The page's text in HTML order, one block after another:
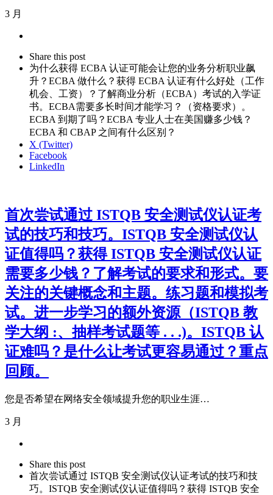
3 月
post
Share this postClose
sharing
box
为什么获得 ECBA 认证可能会让您的业务分析职业飙
升？ECBA 做什么？获得 ECBA 认证有什么好处（工作
机会、工资）？了解商业分析（ECBA）考试的入学证
书。ECBA需要多长时间才能学习？（资格要求）。
ECBA 到期了吗？ECBA 专业人士在美国赚多少钱？
ECBA 和 CBAP 之间有什么区别？
X (Twitter)
Facebook
LinkedIn
首次尝试通过 ISTQB 安全测试仪认证考
试的技巧和技巧。ISTQB 安全测试仪认
证值得吗？获得 ISTQB 安全测试仪认证
需要多少钱？了解考试的要求和形式。要
关注的关键概念和主题。练习题和模拟考
试。进一步学习的额外资源（ISTQB 教
学大纲 :、抽样考试题等 . . .)。ISTQB 认
证难吗？是什么让考试更容易通过？重点
回顾。
您是否希望在网络安全领域提升您的职业生涯…
3 月
post
Share this postClose
sharing
box
首次尝试通过 ISTQB 安全测试仪认证考试的技巧和技
巧。ISTQB 安全测试仪认证值得吗？获得 ISTQB 安全